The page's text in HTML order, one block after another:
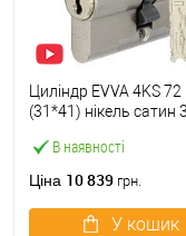
В наявності
Циліндр EVVA 4KS 72
(31*41) нікель сатин
Ціна 10 839 грн.
У кошик